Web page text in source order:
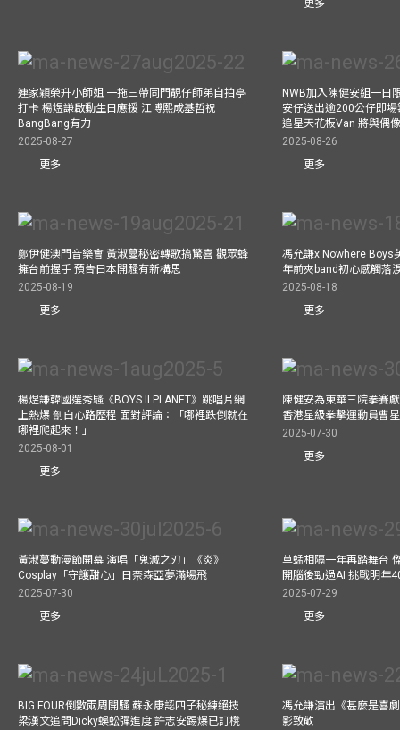
更多
連家穎榮升小師姐 一拖三帶同門靚仔師弟自拍亭
打卡 楊煜謙啟動生日應援 江博熙成基哲祝
BangBang有力
2025-08-27
更多
NWB加入陳健安組一日
安仔送出逾200公仔即
追星天花板Van 將與偶
2025-08-26
更多
鄭伊健澳門音樂會 黃淑蔓秘密轉歌搞驚喜 觀眾蜂
擁台前握手 預告日本開騷有新構思
2025-08-19
更多
馮允謙x Nowhere Boys
年前夾band初心感觸落
2025-08-18
更多
楊煜謙韓國選秀騷《BOYS II PLANET》跳唱片網
上熱爆 剖白心路歷程 面對評論：「哪裡跌倒就在
哪裡爬起來！」
2025-08-01
更多
陳健安為東華三院拳賽
香港星級拳擊運動員曹
2025-07-30
更多
黃淑蔓動漫節開幕 演唱「鬼滅之刃」《炎》
Cosplay「守護甜心」日奈森亞夢滿場飛
2025-07-30
更多
草蜢相隔一年再踏舞台
開腦後勁過AI 挑戰明年
2025-07-29
更多
BIG FOUR倒數兩周開騷 蘇永康認四子秘練絕技
梁漢文追問Dicky蜈蚣彈進度 許志安踢爆已訂櫈
馮允謙演出《甚麼是喜
影致敬